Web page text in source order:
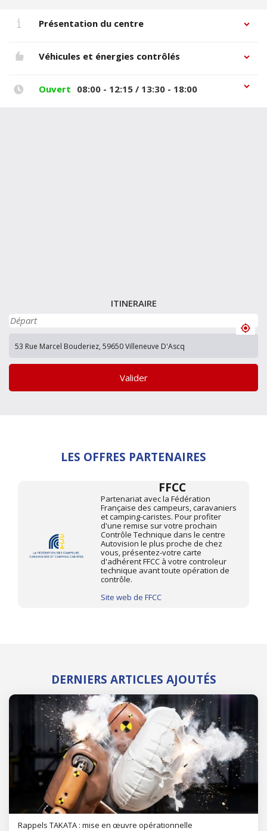
Présentation du centre
Véhicules et énergies contrôlés
Ouvert 08:00 - 12:15 / 13:30 - 18:00
ITINERAIRE
Valider
LES OFFRES PARTENAIRES
FFCC
Partenariat avec la Fédération
Française des campeurs, caravaniers
et camping-caristes. Pour profiter
d'une remise sur votre prochain
Contrôle Technique dans le centre
Autovision le plus proche de chez
vous, présentez-votre carte
d'adhérent FFCC à votre controleur
technique avant toute opération de
contrôle.
Site web de FFCC
DERNIERS ARTICLES AJOUTÉS
Rappels TAKATA : mise en œuvre opérationnelle